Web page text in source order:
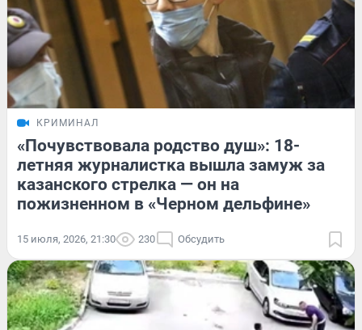
КРИМИНАЛ
«Почувствовала родство душ»: 18-
летняя журналистка вышла замуж за
казанского стрелка — он на
пожизненном в «Черном дельфине»
15 июля, 2026, 21:30 230 Обсудить